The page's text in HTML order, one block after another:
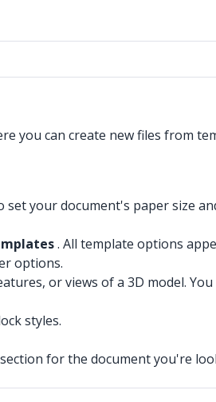
you can create new files from
your document's paper size
. All template options
options.
or views of a 3D model.
styles.
for the document you're